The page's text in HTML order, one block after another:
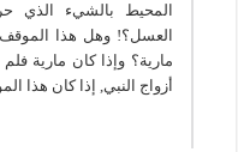
المحيط بالشيء
العسل؟! وهل هذا
مارية؟ وإذا كان مارية
أزواج النبي, إذا كان هذا